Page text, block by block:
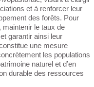
et à renforcer leur
des forêts. Pour
le taux de
garantir ainsi leur
une mesure
les populations
naturel et d’en
durable des ressources